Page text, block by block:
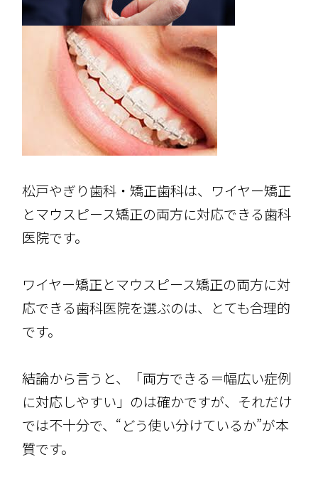
松戸やぎり歯科・矯正歯科は、ワイヤー矯正
とマウスピース矯正の両方に対応できる歯科
医院です。
ワイヤー矯正とマウスピース矯正の両方に対
応できる歯科医院を選ぶのは、とても合理的
です。
結論から言うと、「両方できる＝幅広い症例
に対応しやすい」のは確かですが、それだけ
では不十分で、“どう使い分けているか”が本
質です。